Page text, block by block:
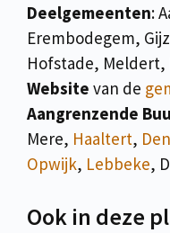
Deelgemeenten:
Erembodegem,
Hofstade,
Website van de
Aangrenzende
Mere, Haaltert,
Opwijk, Lebbeke,
Ook in deze